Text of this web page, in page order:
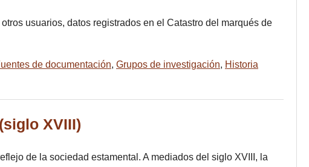
usuarios, datos registrados en el Catastro del marqués de
de documentación, Grupos de investigación, Historia
XVIII)
de la sociedad estamental. A mediados del siglo XVIII, la